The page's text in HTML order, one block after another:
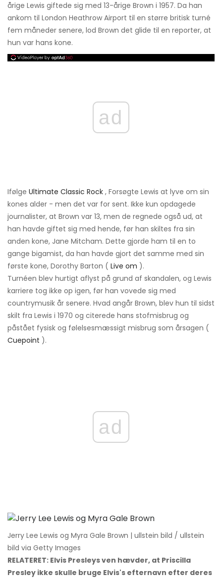
årige Lewis giftede sig med 13-årige Brown i 1957. Da han
ankom til London Heathrow Airport til en større britisk turné
fem måneder senere, lod Brown det glide til en reporter, at
hun var hans kone.
ad
Ifølge Ultimate Classic Rock , Forsøgte Lewis at lyve om sin
kones alder - men det var for sent. Ikke kun opdagede
journalister, at Brown var 13, men de regnede også ud, at
han havde giftet sig med hende, før han skiltes fra sin
anden kone, Jane Mitcham. Dette gjorde ham til en to
gange bigamist, da han havde gjort det samme med sin
første kone, Dorothy Barton ( Live om ).
Turnéen blev hurtigt aflyst på grund af skandalen, og Lewis
karriere tog ikke op igen, før han vovede sig med
countrymusik år senere. Hvad angår Brown, blev hun til sidst
skilt fra Lewis i 1970 og citerede hans stofmisbrug og
påstået fysisk og følelsesmæssigt misbrug som årsagen (
Cuepoint ).
ad
Jerry Lee Lewis og Myra Gale Brown | ullstein bild / ullstein
bild via Getty Images
RELATERET: Elvis Presleys ven hævder, at Priscilla
Presley ikke skulle bruge Elvis's efternavn efter deres